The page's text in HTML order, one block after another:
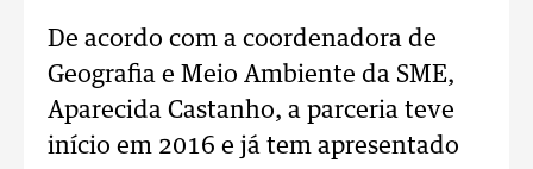
De acordo com a coordenadora de
Geografia e Meio Ambiente da SME,
Aparecida Castanho, a parceria teve
início em 2016 e já tem apresentado